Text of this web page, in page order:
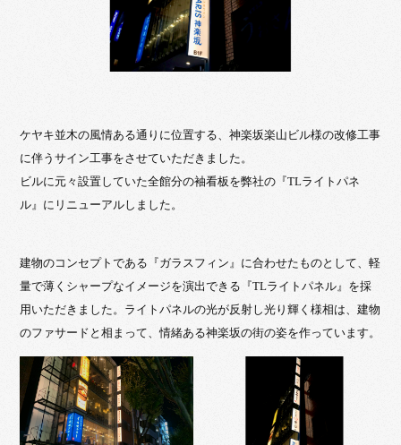
ケヤキ並木の風情ある通りに位置する、神楽坂楽山ビル様の改修工事
に伴うサイン工事をさせていただきました。
ビルに元々設置していた全館分の袖看板を弊社の『TLライトパネ
ル』にリニューアルしました。
建物のコンセプトである『ガラスフィン』に合わせたものとして、軽
量で薄くシャープなイメージを演出できる『TLライトパネル』を採
用いただきました。ライトパネルの光が反射し光り輝く様相は、建物
のファサードと相まって、情緒ある神楽坂の街の姿を作っています。